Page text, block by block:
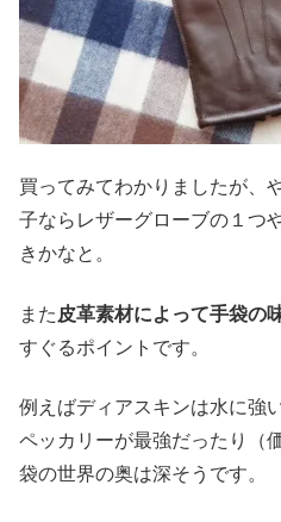
買ってみてわかりましたが、
子ならレザーグローブの１つ
きかなと。
また 皮革素材によって手袋の
すぐるポイントです。
例えばディアスキンは水に強
ペッカリーが最強だったり（
袋の世界の奥は深そうです。